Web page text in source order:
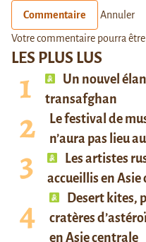
LES PLUS LUS
Un nouvel
transafghan
Le festival de
n’aura pas lieu
Les artistes
accueillis en Asie
Desert kites,
cratères
en Asie centrale
Commentaire Annuler
Votre commentaire pourra